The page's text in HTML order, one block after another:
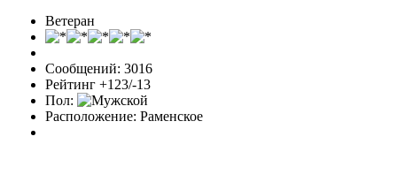
Ветеран
Сообщений: 3016
Рейтинг +123/-13
Пол:
Расположение: Раменское